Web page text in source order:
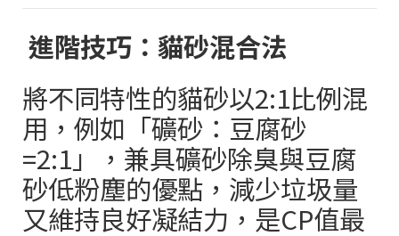
進階技巧：貓砂混合法
將不同特性的貓砂以2:1比例混
用，例如「礦砂：豆腐砂
=2:1 」，兼具礦砂除臭與豆腐
砂低粉塵的優點，減少垃圾量
又維持良好凝結力，是CP值最